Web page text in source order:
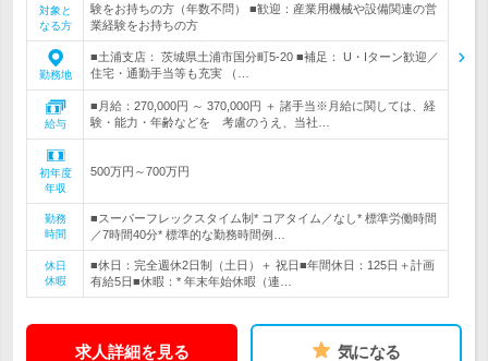
対象と
なる方
験をお持ちの方（年数不問） ■歓迎：産業用機械や設備関連の営
業経験をお持ちの方
勤務地
■土浦支店： 茨城県土浦市国分町5-20 ■補足： U・Iターン歓迎／
住宅・通勤手当等も充実 （…
給与
■月給：270,000円 ～ 370,000円 ＋ 諸手当※月給に関しては、経
験・能力・年齢などを 考慮のうえ、当社…
初年度
年収
500万円～700万円
勤務
時間
■スーパーフレックスタイム制* コアタイム／なし* 標準労働時間
／7時間40分* 標準的な勤務時間例…
休日
休暇
■休日：完全週休2日制（土日）＋ 祝日■年間休日：125日＋計画
有給5日■休暇：* 年末年始休暇（連…
求人詳細を見る 気になる